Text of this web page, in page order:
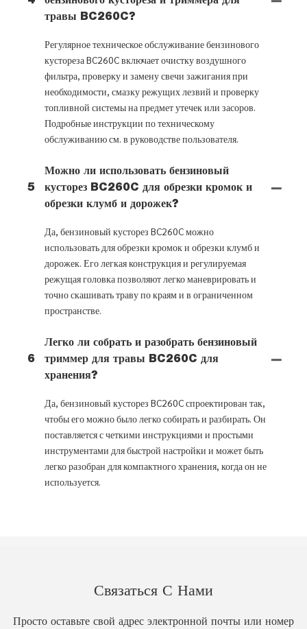
травы BC260C?
Регулярное техническое обслуживание бензинового
кустореза BC260C включает очистку воздушного
фильтра, проверку и замену свечи зажигания при
необходимости, смазку режущих лезвий и проверку
топливной системы на предмет утечек или засоров.
Подробные инструкции по техническому
обслуживанию см. в руководстве пользователя.
5
Можно ли использовать бензиновый
кусторез BC260C для обрезки кромок и
обрезки клумб и дорожек?
Да, бензиновый кусторез BC260C можно
использовать для обрезки кромок и обрезки клумб и
дорожек. Его легкая конструкция и регулируемая
режущая головка позволяют легко маневрировать и
точно скашивать траву по краям и в ограниченном
пространстве.
6
Легко ли собрать и разобрать бензиновый
триммер для травы BC260C для
хранения?
Да, бензиновый кусторез BC260C спроектирован так,
чтобы его можно было легко собирать и разбирать. Он
поставляется с четкими инструкциями и простыми
инструментами для быстрой настройки и может быть
легко разобран для компактного хранения, когда он не
используется.
Связаться С Нами
Просто оставьте свой адрес электронной почты или номер